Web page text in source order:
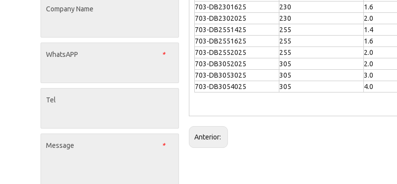
Company Name
*
WhatsAPP
Tel
*
Message
703-DB2301625
230 1.6
703-DB2302025
230 2.0
703-DB2551425
255 1.4
703-DB2551625
255 1.6
703-DB2552025
255 2.0
703-DB3052025
305 2.0
703-DB3053025
305 3.0
703-DB3054025
305 4.0
Anterior: